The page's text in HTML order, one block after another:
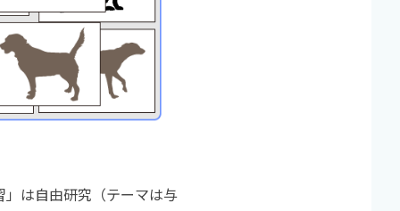
は自由研究（テーマは与